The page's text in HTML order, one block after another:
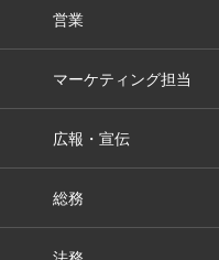
営業
マーケティング担当
広報・宣伝
総務